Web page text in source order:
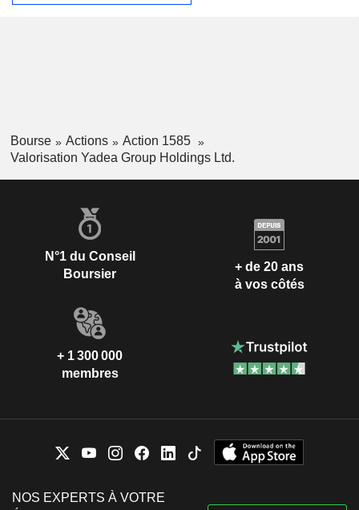
Bourse Actions
Action 1585
Valorisation Yadea Group Holdings Ltd.
N°1 du Conseil
Boursier
+ de 20 ans
à vos côtés
+ 1 300 000
membres
NOS EXPERTS À VOTRE